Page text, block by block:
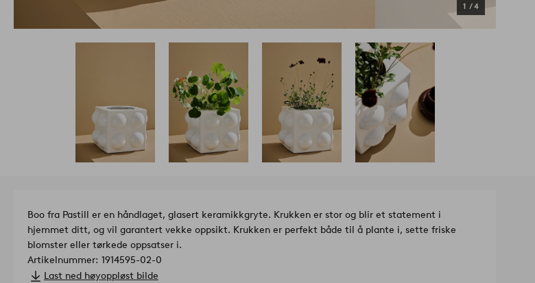
1 /4
Boo fra Pastill er en håndlaget, glasert keramikkgryte. Krukken er stor og blir et statement i
hjemmet ditt, og vil garantert vekke oppsikt. Krukken er perfekt både til å plante i, sette friske
blomster eller tørkede oppsatser i.
Artikelnummer: 1914595-02-0
Last ned høyoppløst bilde